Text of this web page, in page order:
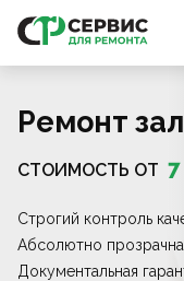
Ремонт
СТОИМОСТЬ ОТ
Строгий контроль
Абсолютно
Документальная